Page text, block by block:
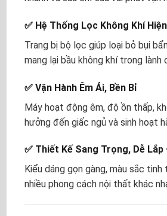
✅ Hệ Thống Lọc Không Khí
Trang bị bộ lọc giúp loại bỏ bụi
mang lại bầu không khí trong lành
✅ Vận Hành Êm Ái, Bền Bỉ
Máy hoạt động êm, độ ồn thấp,
hưởng đến giấc ngủ và sinh hoạt
✅ Thiết Kế Sang Trọng, Dễ
Kiểu dáng gọn gàng, màu sắc tinh
nhiều phong cách nội thất khác